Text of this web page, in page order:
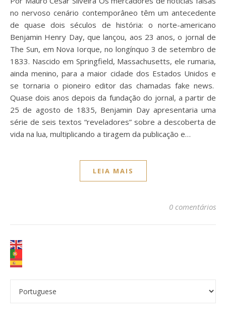
no nervoso cenário contemporâneo têm um antecedente
de quase dois séculos de história: o norte-americano
Benjamin Henry Day, que lançou, aos 23 anos, o jornal de
The Sun, em Nova Iorque, no longínquo 3 de setembro de
1833. Nascido em Springfield, Massachusetts, ele rumaria,
ainda menino, para a maior cidade dos Estados Unidos e
se tornaria o pioneiro editor das chamadas fake news.
Quase dois anos depois da fundação do jornal, a partir de
25 de agosto de 1835, Benjamin Day apresentaria uma
série de seis textos “reveladores” sobre a descoberta de
vida na lua, multiplicando a tiragem da publicação e…
LEIA MAIS
0 comentários